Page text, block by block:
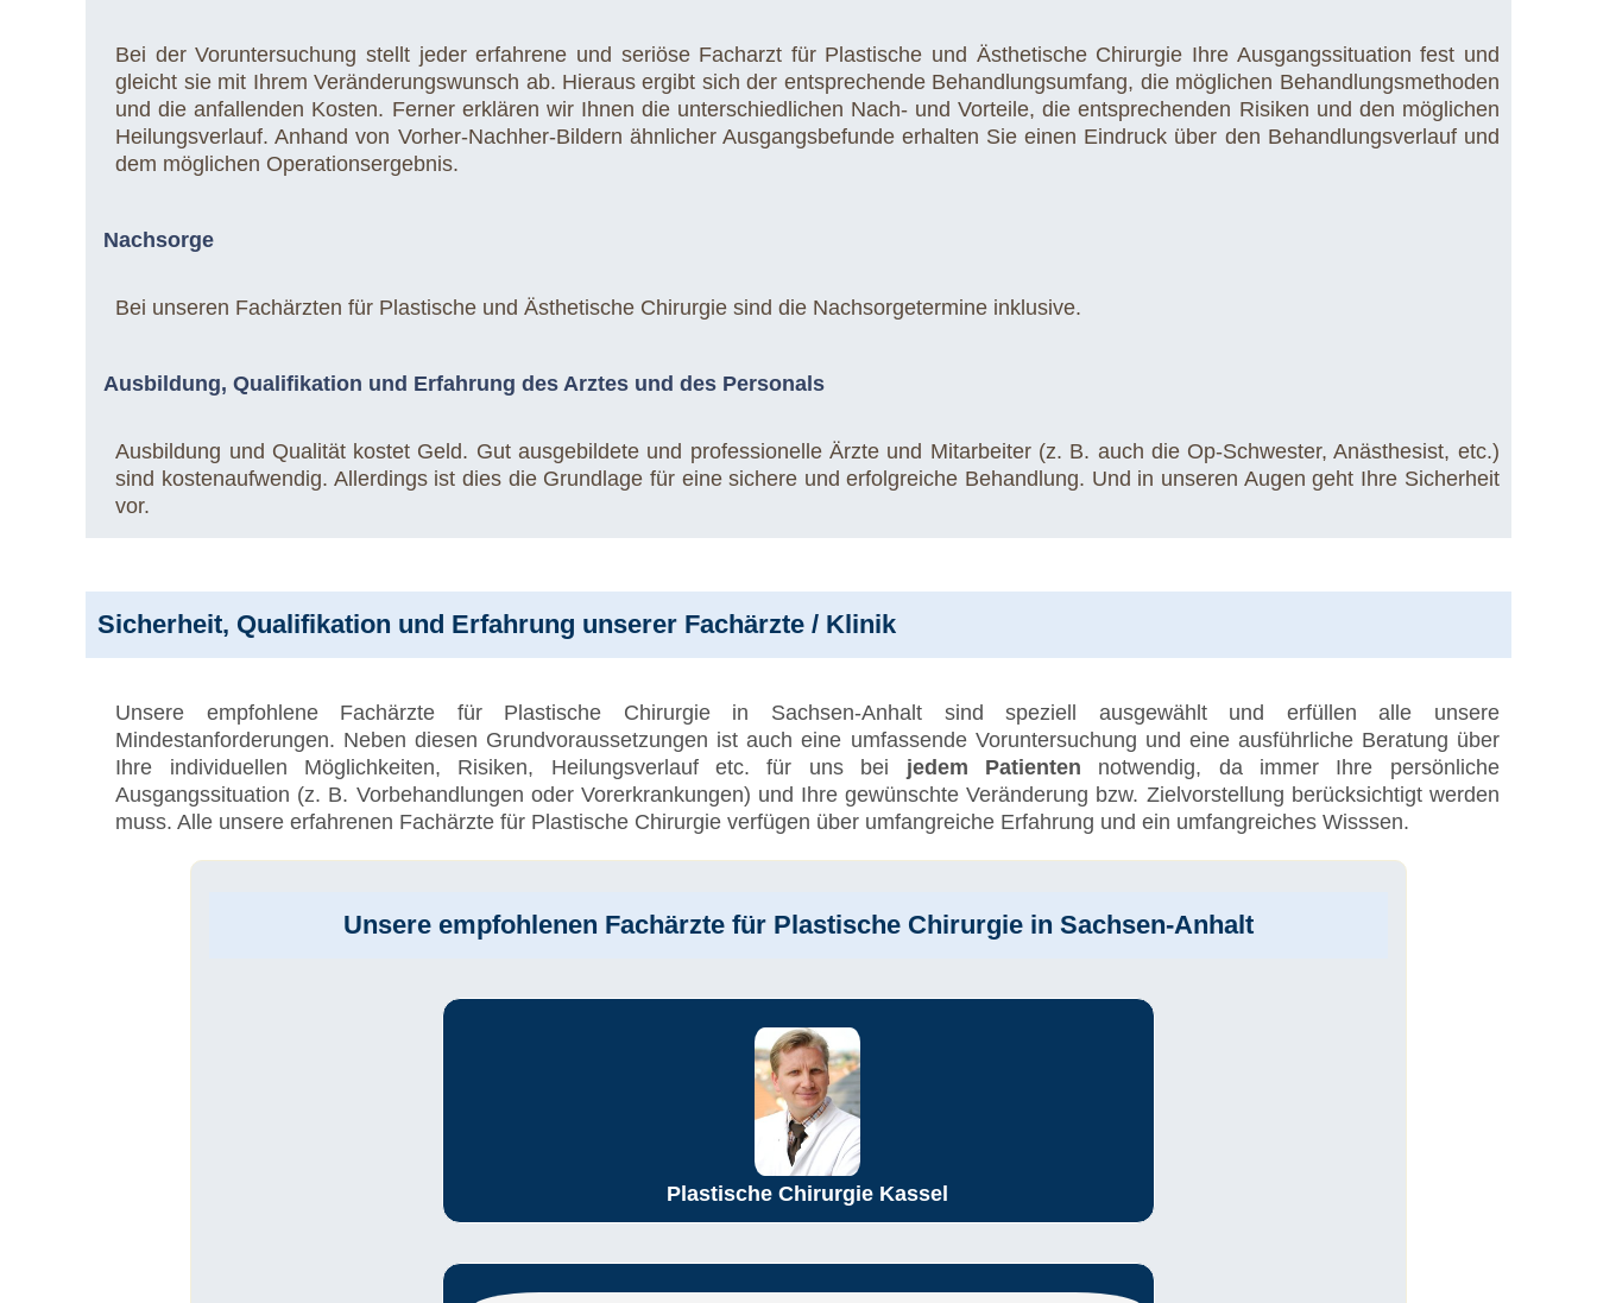
Bei der Voruntersuchung stellt jeder erfahrene und seriöse Facharzt für Plastische und Ästhetische Chirurgie Ihre Ausgangssituation fest und
gleicht sie mit Ihrem Veränderungswunsch ab. Hieraus ergibt sich der entsprechende Behandlungsumfang, die möglichen Behandlungsmethoden
und die anfallenden Kosten. Ferner erklären wir Ihnen die unterschiedlichen Nach- und Vorteile, die entsprechenden Risiken und den möglichen
Heilungsverlauf. Anhand von Vorher-Nachher-Bildern ähnlicher Ausgangsbefunde erhalten Sie einen Eindruck über den Behandlungsverlauf und
dem möglichen Operationsergebnis.
Nachsorge
Bei unseren Fachärzten für Plastische und Ästhetische Chirurgie sind die Nachsorgetermine inklusive.
Ausbildung, Qualifikation und Erfahrung des Arztes und des Personals
Ausbildung und Qualität kostet Geld. Gut ausgebildete und professionelle Ärzte und Mitarbeiter (z. B. auch die Op-Schwester, Anästhesist, etc.)
sind kostenaufwendig. Allerdings ist dies die Grundlage für eine sichere und erfolgreiche Behandlung. Und in unseren Augen geht Ihre Sicherheit
vor.
Sicherheit, Qualifikation und Erfahrung unserer Fachärzte / Klinik
Unsere empfohlene Fachärzte für Plastische Chirurgie in Sachsen-Anhalt sind speziell ausgewählt und erfüllen alle unsere
Mindestanforderungen. Neben diesen Grundvoraussetzungen ist auch eine umfassende Voruntersuchung und eine ausführliche Beratung über
Ihre individuellen Möglichkeiten, Risiken, Heilungsverlauf etc. für uns bei jedem Patienten notwendig, da immer Ihre persönliche
Ausgangssituation (z. B. Vorbehandlungen oder Vorerkrankungen) und Ihre gewünschte Veränderung bzw. Zielvorstellung berücksichtigt werden
muss. Alle unsere erfahrenen Fachärzte für Plastische Chirurgie verfügen über umfangreiche Erfahrung und ein umfangreiches Wisssen.
Unsere empfohlenen Fachärzte für Plastische Chirurgie in Sachsen-Anhalt
Plastische Chirurgie Kassel